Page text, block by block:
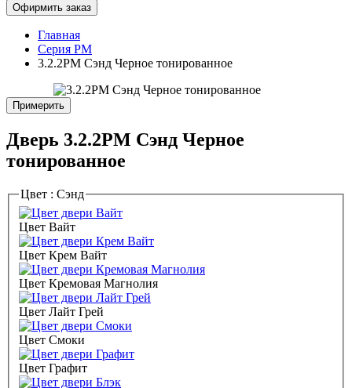
Офирмить заказ
Главная
Серия PM
3.2.2PM Сэнд Черное тонированное
Примерить
Дверь 3.2.2PM Сэнд Черное
тонированное
Цвет : Сэнд
Цвет Вайт
Цвет Крем Вайт
Цвет Кремовая Магнолия
Цвет Лайт Грей
Цвет Смоки
Цвет Графит